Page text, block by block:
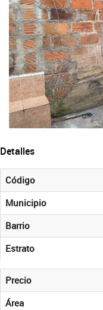
Detalles
Código
Municipio
Barrio
Estrato
Precio
Área